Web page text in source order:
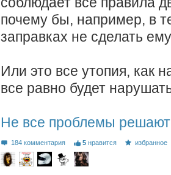
почему бы, например, в
заправках не сделать
Или это все утопия, как
все равно будет
Не все проблемы
184 комментария 5 нравится избранное